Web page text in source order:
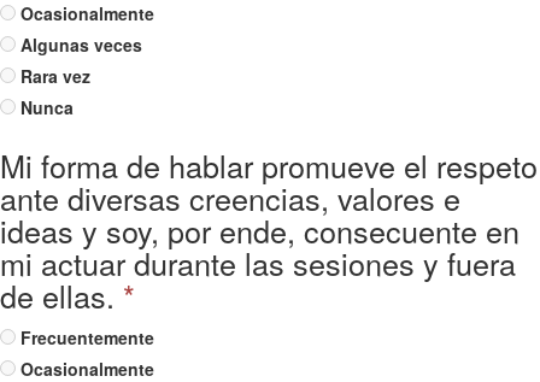
Ocasionalmente
Algunas veces
Rara vez
Nunca
Mi forma de hablar promueve el respeto
ante diversas creencias, valores e
ideas y soy, por ende, consecuente en
mi actuar durante las sesiones y fuera
de ellas. *
Frecuentemente
Ocasionalmente